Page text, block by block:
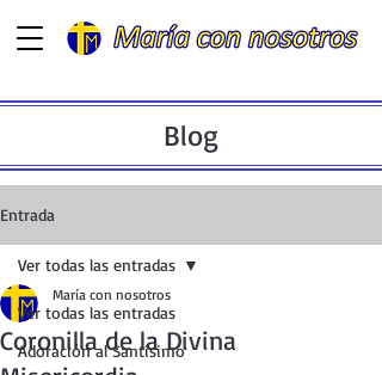
Blog
Entrada
Ver todas las entradas
Adoración al Santísimo
Ver todas las entradas
Coronilla de la Divina
María con nosotros